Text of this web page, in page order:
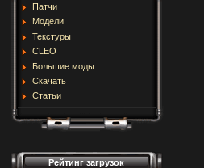
Патчи
Модели
Текстуры
CLEO
Большие моды
Скачать
Статьи
Рейтинг загрузок